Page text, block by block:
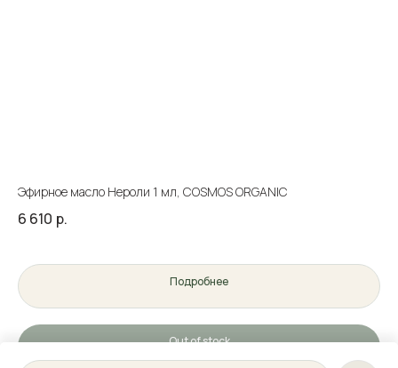
Эфирное масло Нероли 1 мл, COSMOS ORGANIC
6 610 р.
Подробнее
Out of stock